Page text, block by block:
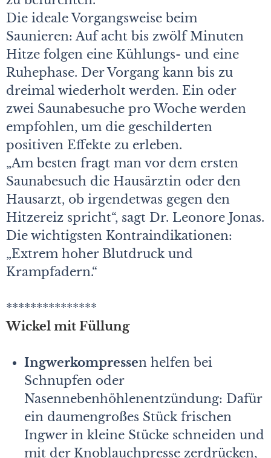
Die ideale Vorgangsweise beim
Saunieren: Auf acht bis zwölf Minuten
Hitze folgen eine Kühlungs- und eine
Ruhephase. Der Vorgang kann bis zu
dreimal wiederholt werden. Ein oder
zwei Saunabesuche pro Woche werden
empfohlen, um die geschilderten
positiven Effekte zu erleben.
„Am besten fragt man vor dem ersten
Saunabesuch die Hausärztin oder den
Hausarzt, ob irgendetwas gegen den
Hitzereiz spricht“, sagt Dr. Leonore Jonas.
Die wichtigsten Kontraindikationen:
„Extrem hoher Blutdruck und
Krampfadern.“
***************
Wickel mit Füllung
Ingwerkompressen helfen bei
Schnupfen oder
Nasennebenhöhlenentzündung: Dafür
ein daumengroßes Stück frischen
Ingwer in kleine Stücke schneiden und
mit der Knoblauchpresse zerdrücken,